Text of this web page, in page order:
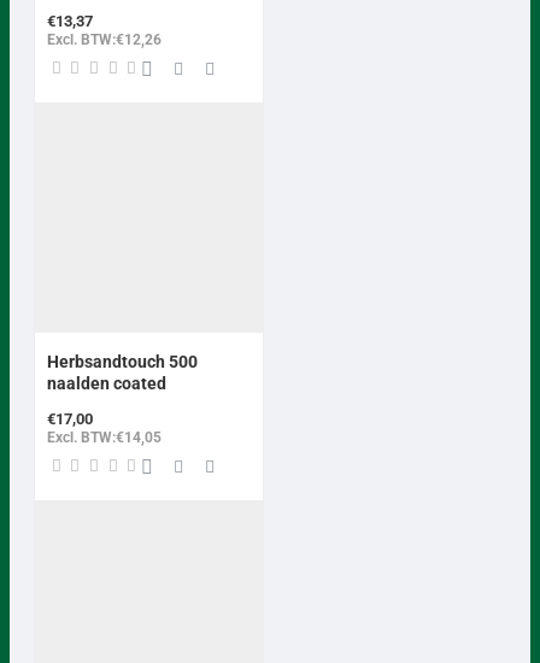
€13,37
Excl. BTW:€12,26
BEST VERKOCHT
Herbsandtouch 500
naalden coated
€17,00
Excl. BTW:€14,05